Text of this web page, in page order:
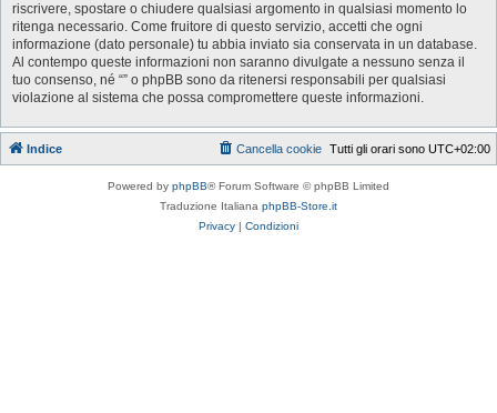
riscrivere, spostare o chiudere qualsiasi argomento in qualsiasi momento lo
ritenga necessario. Come fruitore di questo servizio, accetti che ogni
informazione (dato personale) tu abbia inviato sia conservata in un database.
Al contempo queste informazioni non saranno divulgate a nessuno senza il
tuo consenso, né “” o phpBB sono da ritenersi responsabili per qualsiasi
violazione al sistema che possa compromettere queste informazioni.
Indice Tutti gli orari sono UTC+02:00
Cancella cookie
Powered by phpBB® Forum Software © phpBB Limited
Traduzione Italiana phpBB-Store.it
Privacy | Condizioni